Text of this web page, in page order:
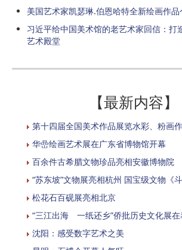
美国艺术家凯瑟琳.伯恩哈特全新绘画作品
习近平给中国美术馆的老艺术家回信：打
艺术殿堂
【最新内容】
第十四届全国美术作品展览水彩、粉画
华嵒绘画艺术展在广东省博物馆开幕
百余件古希腊文物珍品亮相安徽博物院
“苏东坡”文物展亮相杭州 国宝级文物《斗
松花石百砚展亮相北京
“三江出海 一纸还乡”侨批历史文化展
沈阳：感受数字艺术之美